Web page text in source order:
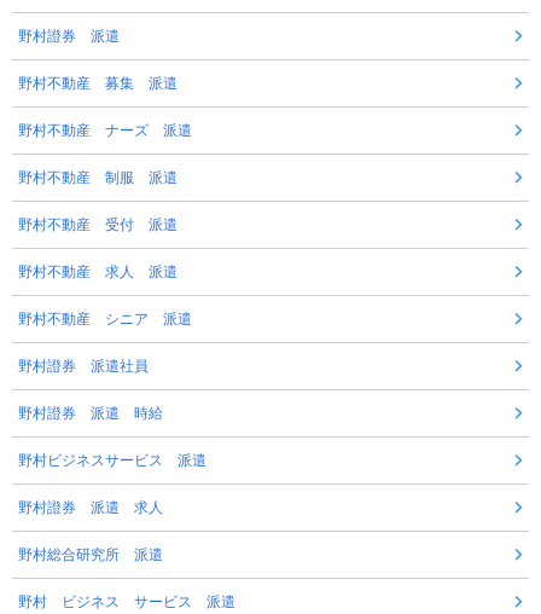
野村證券 派遣
野村不動産 募集 派遣
野村不動産 ナーズ 派遣
野村不動産 制服 派遣
野村不動産 受付 派遣
野村不動産 求人 派遣
野村不動産 シニア 派遣
野村證券 派遣社員
野村證券 派遣 時給
野村ビジネスサービス 派遣
野村證券 派遣 求人
野村総合研究所 派遣
野村 ビジネス サービス 派遣